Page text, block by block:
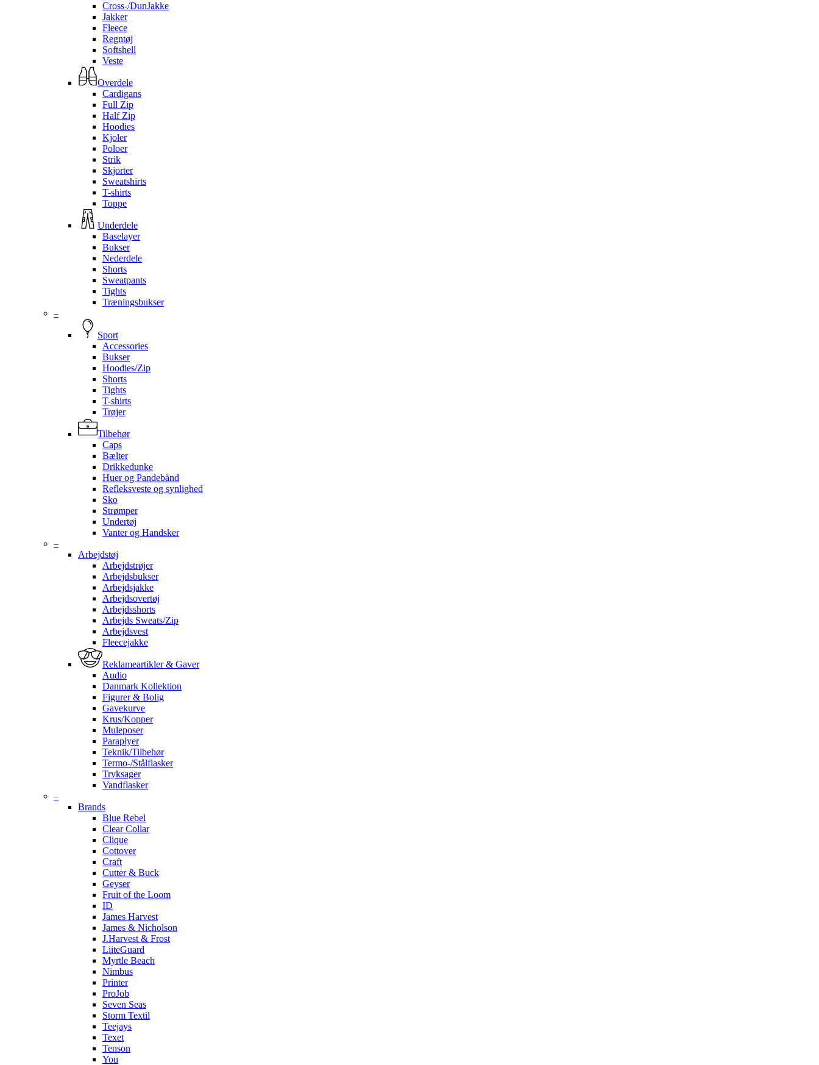
Cross-/DunJakke
Jakker
Fleece
Regntøj
Softshell
Veste
Overdele
Cardigans
Full Zip
Half Zip
Hoodies
Kjoler
Poloer
Strik
Skjorter
Sweatshirts
T-shirts
Toppe
Underdele
Baselayer
Bukser
Nederdele
Shorts
Sweatpants
Tights
Træningsbukser
–
Sport
Accessories
Bukser
Hoodies/Zip
Shorts
Tights
T-shirts
Trøjer
Tilbehør
Caps
Bælter
Drikkedunke
Huer og Pandebånd
Refleksveste og synlighed
Sko
Strømper
Undertøj
Vanter og Handsker
–
Arbejdstøj
Arbejdstrøjer
Arbejdsbukser
Arbejdsjakke
Arbejdsovertøj
Arbejdsshorts
Arbejds Sweats/Zip
Arbejdsvest
Fleecejakke
Reklameartikler & Gaver
Audio
Danmark Kollektion
Figurer & Bolig
Gavekurve
Krus/Kopper
Muleposer
Paraplyer
Teknik/Tilbehør
Termo-/Stålflasker
Tryksager
Vandflasker
–
Brands
Blue Rebel
Clear Collar
Clique
Cottover
Craft
Cutter & Buck
Geyser
Fruit of the Loom
ID
James Harvest
James & Nicholson
J.Harvest & Frost
LiiteGuard
Myrtle Beach
Nimbus
Printer
ProJob
Seven Seas
Storm Textil
Teejays
Texet
Tenson
You